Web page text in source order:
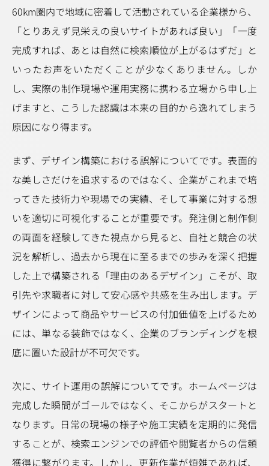
60km圏内で地域に密着して活動されている企業様から、
「とりあえず見栄えの良いサイトがあれば良い」「一度
完成すれば、あとは自然に検索順位が上がるはずだ」と
いったお声をいただくことが少なくありません。しか
し、実際の制作現場や運用実務に携わる立場から申し上
げますと、こうした認識は本来の目的から逸れてしまう
原因になり得ます。
まず、デザイン構築における誤解についてです。表面的
な美しさだけを追求するのではなく、企業がこれまで培
ってきた技術力や現場での実績、そして事業に対する想
いを適切に可視化することが重要です。発注側と制作側
の両面を経験してきた視点から見ると、自社と競合の状
況を解析し、過去から現在に至るまでの歩みを深く把握
した上で構築される「理由のあるデザイン」こそが、取
引先や求職者に対して安心感や共感を生み出します。デ
ザインによって商品やサービスの付加価値を上げるため
には、単なる装飾ではなく、企業のブランディングを根
底に置いた設計が不可欠です。
次に、サイト運用の誤解についてです。ホームページは
完成した瞬間がゴールではなく、そこからがスタートと
なります。日常の現場の様子や施工実績を定期的に発信
することが、検索エンジンでの評価や閲覧者からの信頼
獲得に繋がります。しかし、更新作業が煩雑であれば、